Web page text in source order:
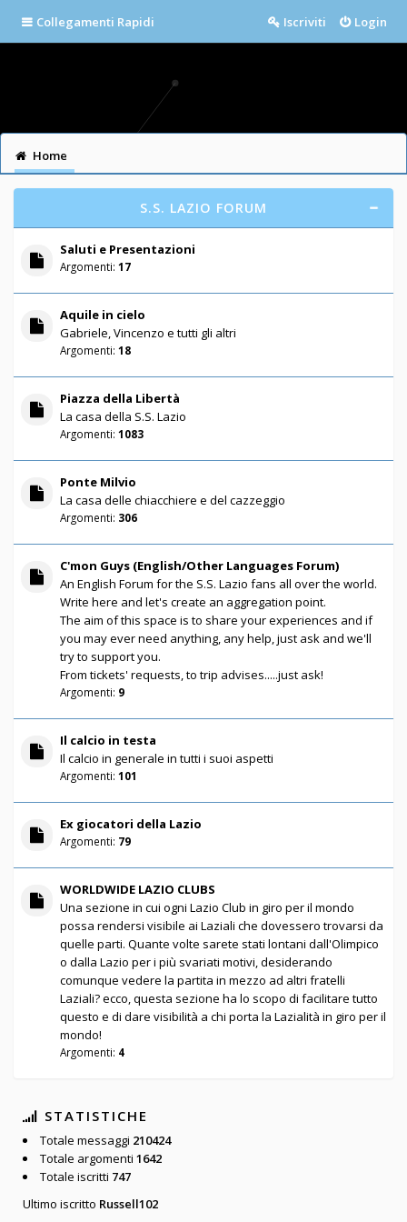
Collegamenti Rapidi Login
Iscriviti
Home
S.S. LAZIO FORUM
Saluti e Presentazioni
Argomenti: 17
Aquile in cielo
Gabriele, Vincenzo e tutti gli altri
Argomenti: 18
Piazza della Libertà
La casa della S.S. Lazio
Argomenti: 1083
Ponte Milvio
La casa delle chiacchiere e del cazzeggio
Argomenti: 306
C'mon Guys (English/Other Languages Forum)
An English Forum for the S.S. Lazio fans all over the world.
Write here and let's create an aggregation point.
The aim of this space is to share your experiences and if
you may ever need anything, any help, just ask and we'll
try to support you.
From tickets' requests, to trip advises.....just ask!
Argomenti: 9
Il calcio in testa
Il calcio in generale in tutti i suoi aspetti
Argomenti: 101
Ex giocatori della Lazio
Argomenti: 79
WORLDWIDE LAZIO CLUBS
Una sezione in cui ogni Lazio Club in giro per il mondo
possa rendersi visibile ai Laziali che dovessero trovarsi da
quelle parti. Quante volte sarete stati lontani dall'Olimpico
o dalla Lazio per i più svariati motivi, desiderando
comunque vedere la partita in mezzo ad altri fratelli
Laziali? ecco, questa sezione ha lo scopo di facilitare tutto
questo e di dare visibilità a chi porta la Lazialità in giro per il
mondo!
Argomenti: 4
STATISTICHE
Totale messaggi 210424
Totale argomenti 1642
Totale iscritti 747
Ultimo iscritto Russell102